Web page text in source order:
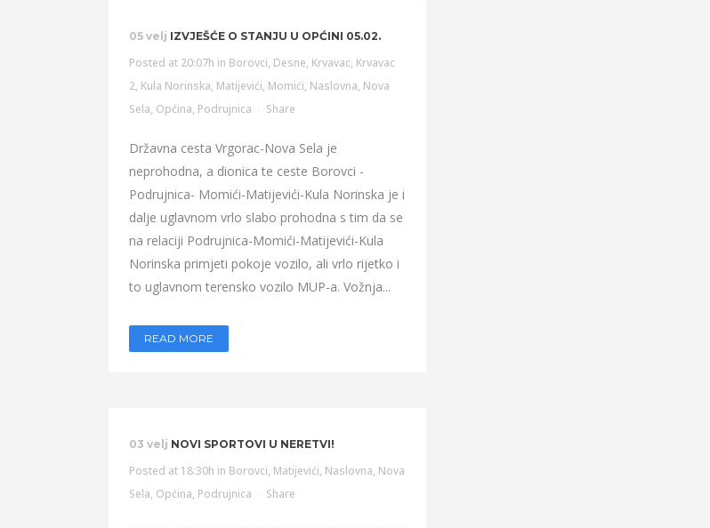
05 velj IZVJEŠĆE O STANJU U OPĆINI 05.02.
Posted at 20:07h in Borovci, Desne, Krvavac, Krvavac
2, Kula Norinska, Matijevići, Momići, Naslovna, Nova
Sela, Općina, Podrujnica Share
Državna cesta Vrgorac-Nova Sela je
neprohodna, a dionica te ceste Borovci -
Podrujnica- Momići-Matijevići-Kula Norinska je i
dalje uglavnom vrlo slabo prohodna s tim da se
na relaciji Podrujnica-Momići-Matijevići-Kula
Norinska primjeti pokoje vozilo, ali vrlo rijetko i
to uglavnom terensko vozilo MUP-a. Vožnja...
READ MORE
03 velj NOVI SPORTOVI U NERETVI!
Posted at 18:30h in Borovci, Matijevići, Naslovna, Nova
Sela, Općina, Podrujnica Share